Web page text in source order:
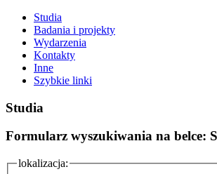
Studia
Badania i projekty
Wydarzenia
Kontakty
Inne
Szybkie linki
Studia
Formularz wyszukiwania na belce:
lokalizacja: